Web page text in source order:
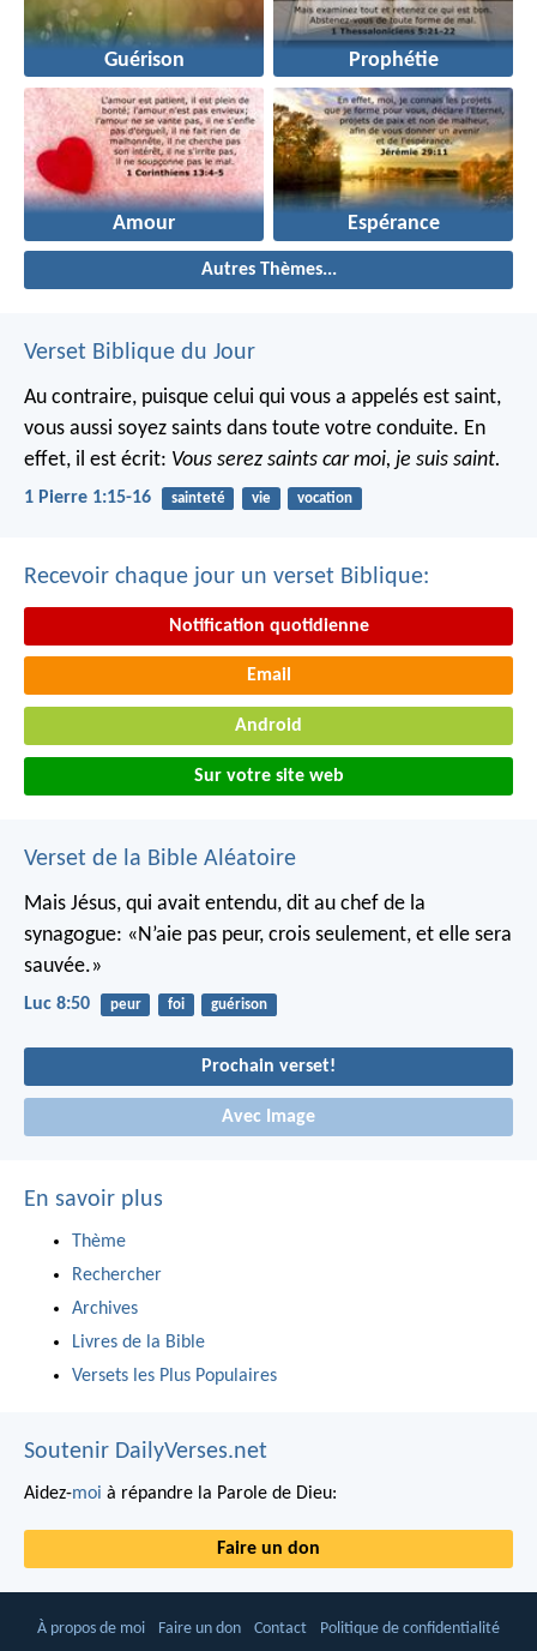
Guérison Prophétie
Amour Espérance
Autres Thèmes...
Verset Biblique du Jour
Au contraire, puisque celui qui vous a appelés est saint,
vous aussi soyez saints dans toute votre conduite. En
effet, il est écrit: Vous serez saints car moi, je suis saint.
1 Pierre 1:15-16 sainteté vie vocation
Recevoir chaque jour un verset Biblique:
Notification quotidienne
Email
Android
Sur votre site web
Verset de la Bible Aléatoire
Mais Jésus, qui avait entendu, dit au chef de la
synagogue: «N’aie pas peur, crois seulement, et elle sera
sauvée.»
Luc 8:50 peur foi guérison
Prochain verset!
Avec Image
En savoir plus
Thème
Rechercher
Archives
Livres de la Bible
Versets les Plus Populaires
Soutenir DailyVerses.net
Aidez-moi à répandre la Parole de Dieu:
Faire un don
À propos de moi Faire un don Contact Politique de confidentialité